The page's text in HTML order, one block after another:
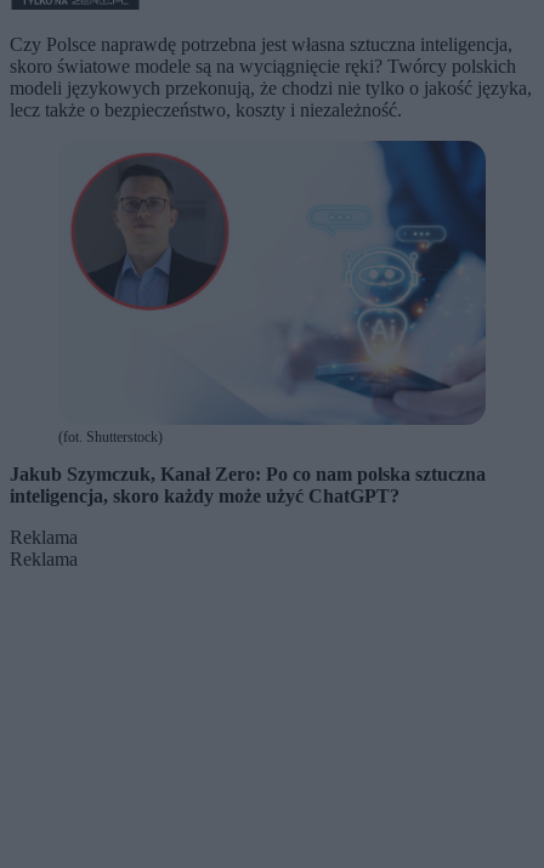
Czy Polsce naprawdę potrzebna jest własna sztuczna inteligencja,
skoro światowe modele są na wyciągnięcie ręki? Twórcy polskich
modeli językowych przekonują, że chodzi nie tylko o jakość języka,
lecz także o bezpieczeństwo, koszty i niezależność.
(fot. Shutterstock)
Jakub Szymczuk, Kanał Zero: Po co nam polska sztuczna
inteligencja, skoro każdy może użyć ChatGPT?
Reklama
Reklama